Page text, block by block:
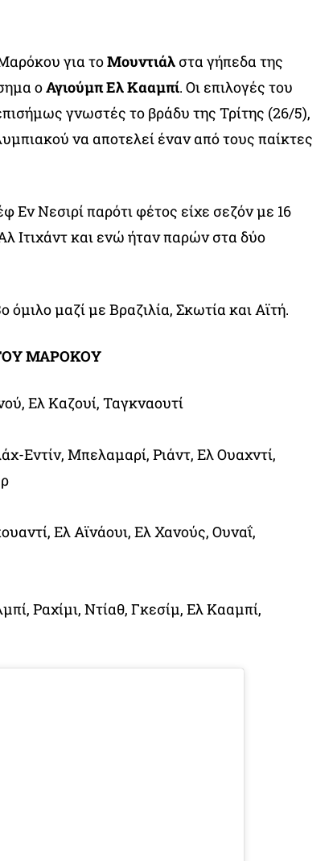
για τοΜουντιάλ στα γήπεδα της
οΑγιούμπ Ελ Κααμπί. Οι επιλογές του
γνωστές το βράδυ της Τρίτης (26/5),
να αποτελεί έναν από τους παίκτες
Εν Νεσιρί παρότι φέτος είχε σεζόν με 16
Ιτιχάντ και ενώ ήταν παρών στα δύο
μαζί με Βραζιλία, Σκωτία και Αϊτή.
ΜΑΡΟΚΟΥ
Ελ Καζουί, Ταγκναουτί
Εντίν, Μπελαμαρί, Ριάντ, Ελ Ουαχντί,
Ελ Αϊνάουι, Ελ Χανούς, Ουναΐ,
Ραχίμι, Ντίαθ, Γκεσίμ, Ελ Κααμπί,